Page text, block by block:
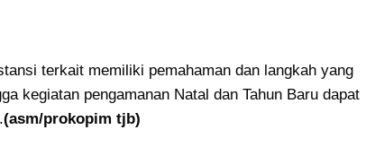
terkait memiliki pemahaman dan langkah yang
kegiatan pengamanan Natal dan Tahun Baru dapat
(asm/prokopim tjb)